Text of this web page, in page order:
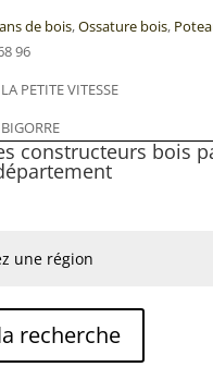
de bois,Ossature bois,
96
PETITE VITESSE
constructeurs bois